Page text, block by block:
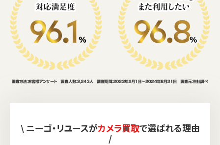
\ ニーゴ・リユースがカメラ買取で選ばれる理由
/